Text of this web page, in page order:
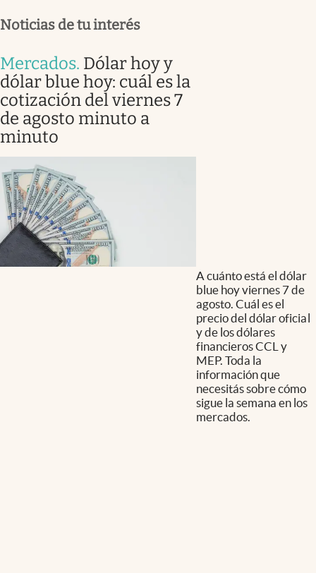
Noticias de tu interés
Mercados. Dólar hoy y
dólar blue hoy: cuál es la
cotización del viernes 7
de agosto minuto a
minuto
A cuánto está el dólar
blue hoy viernes 7 de
agosto. Cuál es el
precio del dólar oficial
y de los dólares
financieros CCL y
MEP. Toda la
información que
necesitás sobre cómo
sigue la semana en los
mercados.